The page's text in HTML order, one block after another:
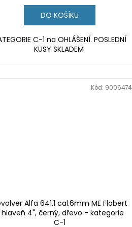
DO KOŠÍKU
C-1 na OHLÁŠENÍ. POSLEDNÍ
KUSY SKLADEM
Alfa 641.1 cal.6mm ME Flobert
4", černý, dřevo - kategorie
C-1
Kód: 9006474